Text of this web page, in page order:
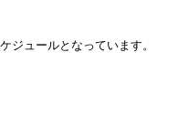
ジュールとなっています。